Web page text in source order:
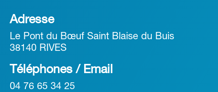
Adresse
Le Pont du Bœuf Saint Blaise du Buis
38140 RIVES
Téléphones / Email
04 76 65 34 25